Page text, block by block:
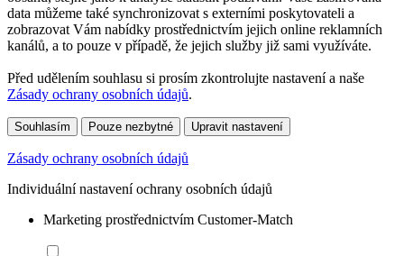
data můžeme také synchronizovat s externími poskytovateli a
zobrazovat Vám nabídky prostřednictvím jejich online reklamních
kanálů, a to pouze v případě, že jejich služby již sami využíváte.
Před udělením souhlasu si prosím zkontrolujte nastavení a naše
Zásady ochrany osobních údajů.
Souhlasím Pouze nezbytné Upravit nastavení
Zásady ochrany osobních údajů
Individuální nastavení ochrany osobních údajů
Marketing prostřednictvím Customer-Match